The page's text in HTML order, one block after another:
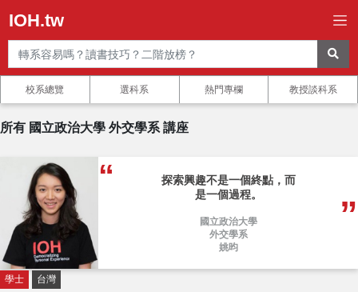
IOH.tw
校系總覽 選科系 熱門專欄 教授談科系
所有 國立政治大學 外交學系 講座
探索興趣不是一個終點，而
是一個過程。
國立政治大學
外交學系
姚昀
學士 台灣